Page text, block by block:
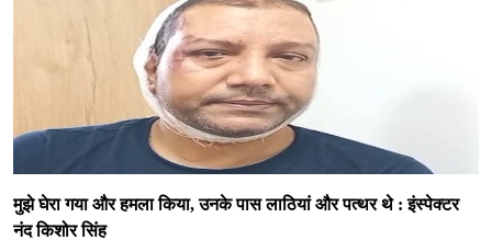
मुझे घेरा गया और हमला किया, उनके पास लाठियां और पत्थर थे : इंस्पेक्टर
नंद किशोर सिंह